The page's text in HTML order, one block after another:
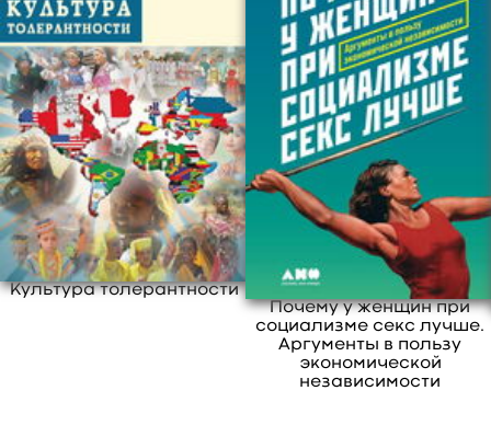
утверждают, что после него возникнет
обновленный ми р, в котором праведники
обретут вечное блаженство. Что же касается
ученых, они предполагают, что наша
Вселенная рано или поздно завершит свое
существование. А жизнь на Земле погибнет
еще раньше.
О том, что разные мифологические системы,
религии и наука говорят о появлении
Вселенной, о ее устройстве и о ее грядущем
конце, рассказывает книга двух
культурологов, работающих под общим
Культура толерантности
Почему у женщин при
социализме секс лучше.
Аргументы в пользу
экономической
независимости